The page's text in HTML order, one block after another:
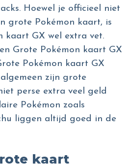
Hoewel je officieel niet
grote Pokémon kaart, is
kaart GX wel extra vet.
Grote Pokémon kaart GX
Pokémon kaart GX
zijn grote
perse extra veel geld
Pokémon zoals
liggen altijd goed in de
kaart